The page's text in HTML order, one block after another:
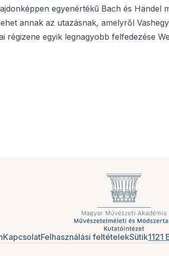
egyenértékű Bach és Händel
annak az utazásnak, amelyről
régizene egyik legnagyobb felfedezése
KapcsolatFelhasználási feltételekSütik1121